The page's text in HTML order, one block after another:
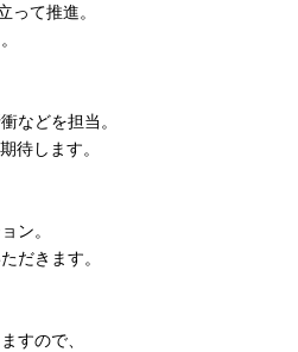
って推進。
などを担当。
待します。
ン。
だきます。
すので、